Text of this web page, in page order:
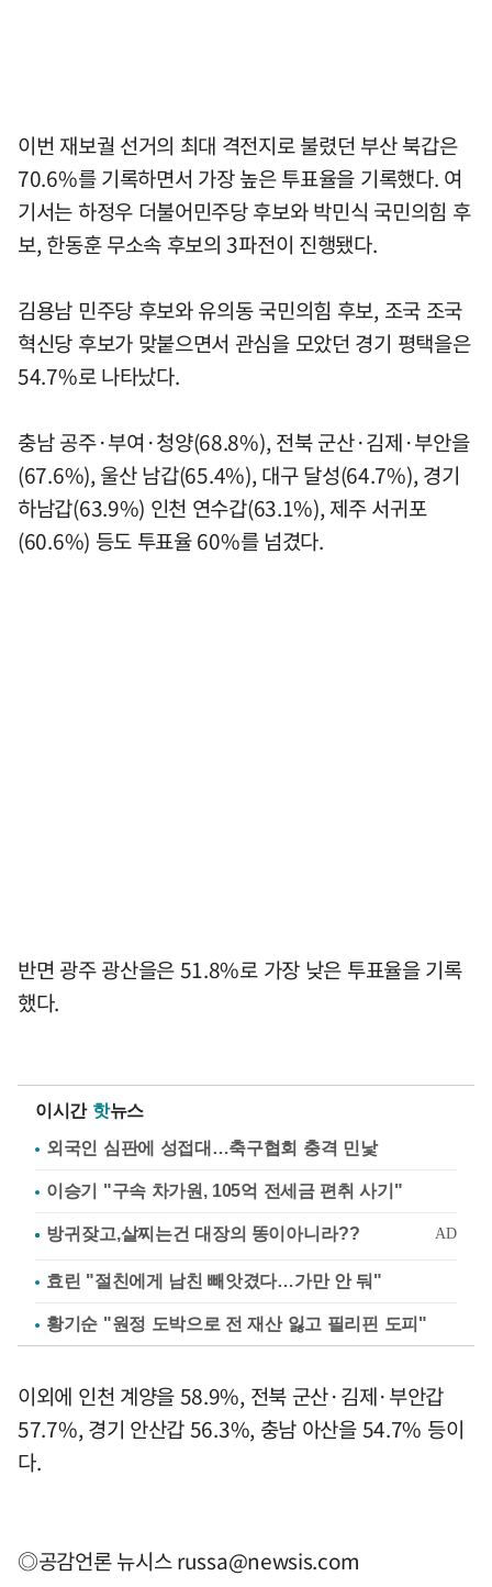
이번 재보궐 선거의 최대 격전지로 불렸던 부산 북갑은
70.6%를 기록하면서 가장 높은 투표율을 기록했다. 여
기서는 하정우 더불어민주당 후보와 박민식 국민의힘 후
보, 한동훈 무소속 후보의 3파전이 진행됐다.
김용남 민주당 후보와 유의동 국민의힘 후보, 조국 조국
혁신당 후보가 맞붙으면서 관심을 모았던 경기 평택을은
54.7%로 나타났다.
충남 공주·부여·청양(68.8%), 전북 군산·김제·부안을
(67.6%), 울산 남갑(65.4%), 대구 달성(64.7%), 경기
하남갑(63.9%) 인천 연수갑(63.1%), 제주 서귀포
(60.6%) 등도 투표율 60%를 넘겼다.
반면 광주 광산을은 51.8%로 가장 낮은 투표율을 기록
했다.
이시간 핫뉴스
외국인 심판에 성접대…축구협회 충격 민낯
이승기 "구속 차가원, 105억 전세금 편취 사기"
효린 "절친에게 남친 빼앗겼다…가만 안 둬"
황기순 "원정 도박으로 전 재산 잃고 필리핀 도피"
이외에 인천 계양을 58.9%, 전북 군산·김제·부안갑
57.7%, 경기 안산갑 56.3%, 충남 아산을 54.7% 등이
다.
◎공감언론 뉴시스russa@newsis.com